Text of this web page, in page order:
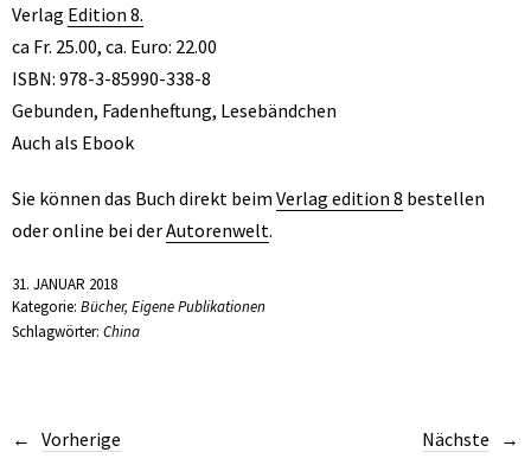
Verlag Edition 8.
ca Fr. 25.00, ca. Euro: 22.00
ISBN: 978-3-85990-338-8
Gebunden, Fadenheftung, Lesebändchen
Auch als Ebook
Sie können das Buch direkt beim Verlag edition 8 bestellen
oder online bei derAutorenwelt.
31. JANUAR 2018
Kategorie: Bücher, Eigene Publikationen
Schlagwörter: China
Vorherige Nächste